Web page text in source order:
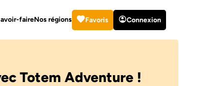
faireNos régions Favoris Connexion
Totem Adventure !